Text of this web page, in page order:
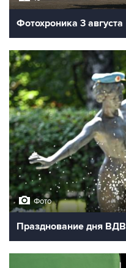
Фотохроника 3 августа
Фото
Празднование дня ВДВ